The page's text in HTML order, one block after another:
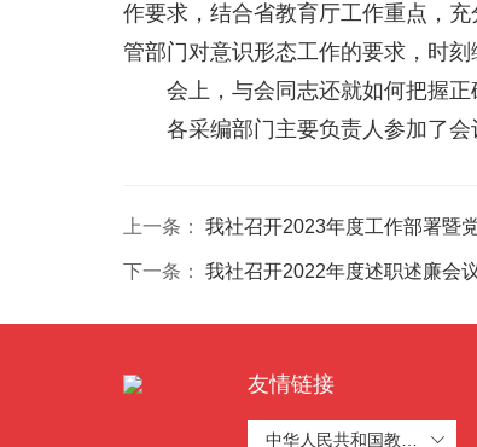
作要求，结合省教育厅工作重点，
管部门对意识形态工作的要求，时
会上，与会同志还就如何把握
各采编部门主要负责人参加了会
上一条： 我社召开2023年度工作部署暨
下一条： 我社召开2022年度述职述廉会
友情链接